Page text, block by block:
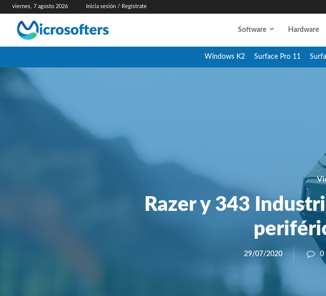
viernes, 7 agosto 2026 Inicia sesión / Regístrate
Software Hardware
Windows K2 Surface Pro 11
Razer y 343
29/07/2020 0